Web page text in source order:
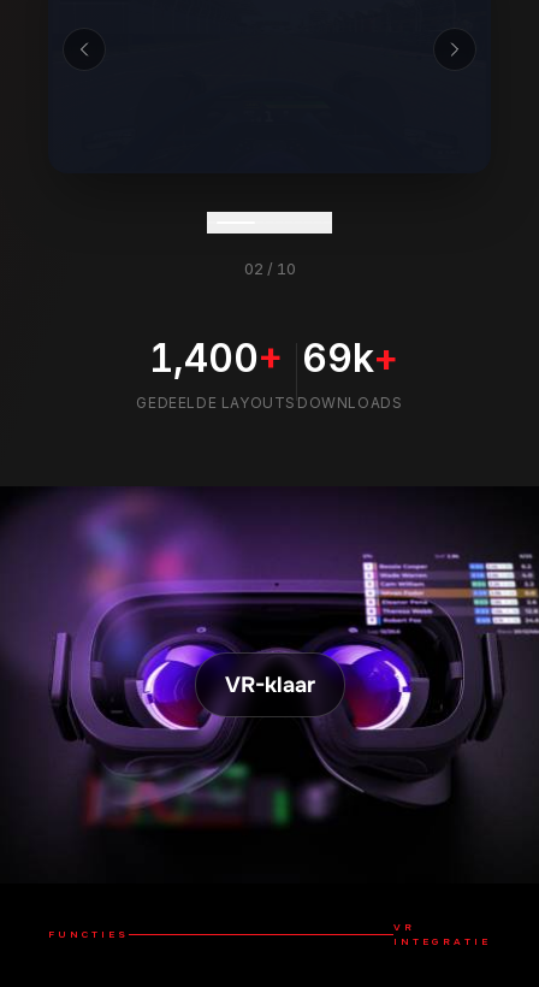
02 / 10
1,400+
GEDEELDE LAYOUTS
69k+
DOWNLOADS
VR-klaar
FUNCTIES
VR
INTEGRATIE